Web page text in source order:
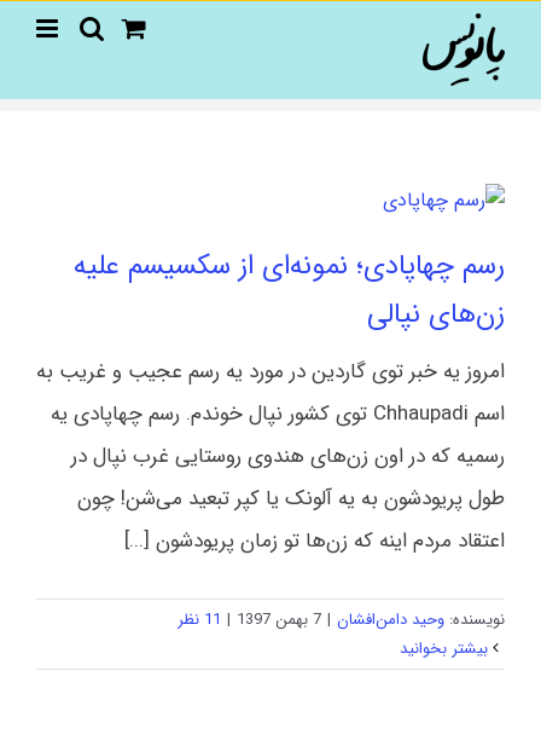
content
رسم چهاپادی؛ نمونه‌ای از سکسیسم علیه
زن‌های نپالی
امروز یه خبر توی گاردین در مورد یه رسم عجیب و غریب به
اسم Chhaupadi توی کشور نپال خوندم. رسم چهاپادی یه
رسمیه که در اون زن‌های هندوی روستایی غرب نپال در
طول پریودشون به یه آلونک یا کپر تبعید می‌شن! چون
اعتقاد مردم اینه که زن‌ها تو زمان پریودشون [...]
نویسنده: وحید دامن‌افشان | 7 بهمن 1397 | 11 نظر
بیشتر بخوانید